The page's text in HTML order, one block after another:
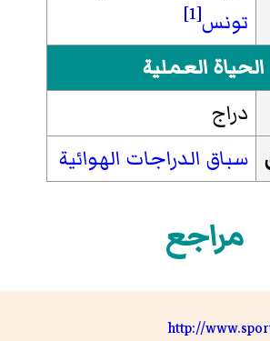
تونس[1]
الحياة العملية
دراج
سباق الدراجات الهوائية
مراجع
http://